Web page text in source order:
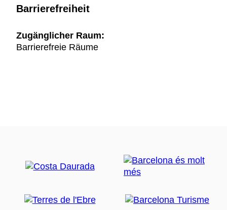
Barrierefreiheit
Zugänglicher Raum:
Barrierefreie Räume